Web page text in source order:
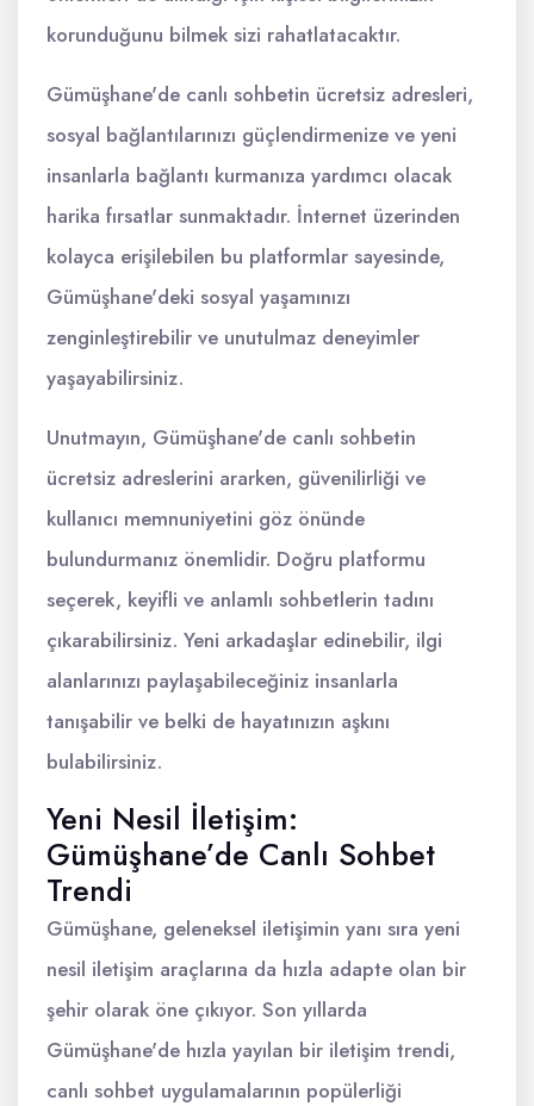
korunduğunu bilmek sizi rahatlatacaktır.
Gümüşhane'de canlı sohbetin ücretsiz adresleri,
sosyal bağlantılarınızı güçlendirmenize ve yeni
insanlarla bağlantı kurmanıza yardımcı olacak
harika fırsatlar sunmaktadır. İnternet üzerinden
kolayca erişilebilen bu platformlar sayesinde,
Gümüşhane'deki sosyal yaşamınızı
zenginleştirebilir ve unutulmaz deneyimler
yaşayabilirsiniz.
Unutmayın, Gümüşhane'de canlı sohbetin
ücretsiz adreslerini ararken, güvenilirliği ve
kullanıcı memnuniyetini göz önünde
bulundurmanız önemlidir. Doğru platformu
seçerek, keyifli ve anlamlı sohbetlerin tadını
çıkarabilirsiniz. Yeni arkadaşlar edinebilir, ilgi
alanlarınızı paylaşabileceğiniz insanlarla
tanışabilir ve belki de hayatınızın aşkını
bulabilirsiniz.
Yeni Nesil İletişim:
Gümüşhane’de Canlı Sohbet
Trendi
Gümüşhane, geleneksel iletişimin yanı sıra yeni
nesil iletişim araçlarına da hızla adapte olan bir
şehir olarak öne çıkıyor. Son yıllarda
Gümüşhane'de hızla yayılan bir iletişim trendi,
canlı sohbet uygulamalarının popülerliği